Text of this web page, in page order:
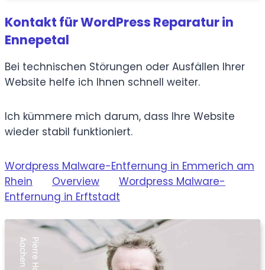
Kontakt für WordPress Reparatur in
Ennepetal
Bei technischen Störungen oder Ausfällen Ihrer
Website helfe ich Ihnen schnell weiter.
Ich kümmere mich darum, dass Ihre Website
wieder stabil funktioniert.
Wordpress Malware-Entfernung in Emmerich am
Rhein
Overview
Wordpress Malware-
Entfernung in Erftstadt
n